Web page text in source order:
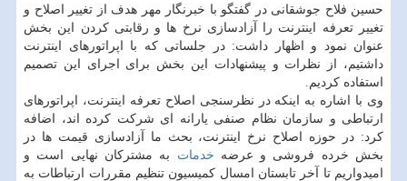
حسین فلاح جوشقانی در گفتگو با خبرنگار مهر هدف از تغییر اصلاح و
تغییر تعرفه اینترنت را آزادسازی نرخ ها و رقابتی كردن این بخش
عنوان نمود و اظهار داشت: در جلساتی كه با اپراتورهای اینترنت
داشتیم، از نظرات و پیشنهادات این بخش برای اجرای این تصمیم
استفاده كردیم.
وی با اشاره به اینكه در نظرسنجی اصلاح تعرفه اینترنت، اپراتورهای
ارتباطی و سازمان نظام صنفی یارانه ای شركت كرده اند، اضافه
كرد: در حوزه اصلاح نرخ اینترنت، بحث ما آزادسازی قیمت ها در
بخش خرده فروشی و عرضه خدمات به مشتركان نهایی است و
امیدواریم تا آخر تابستان امسال كمیسیون تنظیم مقررات ارتباطات به